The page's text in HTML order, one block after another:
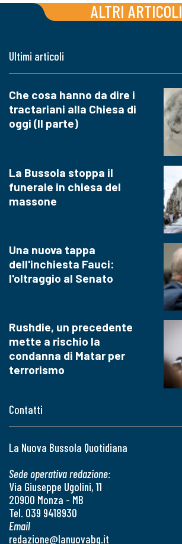
ALTRI ARTICOLI
Contatti
La Nuova Bussola Quotidiana
Sede operativa redazione:
Via Giuseppe Ugolini, 11
20900 Monza - MB
Tel. 039 9418930
Email
redazione@lanuovabq.it
Ultimi articoli
Che cosa hanno da dire i
tractariani alla Chiesa di
oggi (II parte)
La Bussola stoppa il
funerale in chiesa del
massone
Una nuova tappa
dell'inchiesta Fauci:
l'oltraggio al Senato
Rushdie, un precedente
mette a rischio la
condanna di Matar per
terrorismo